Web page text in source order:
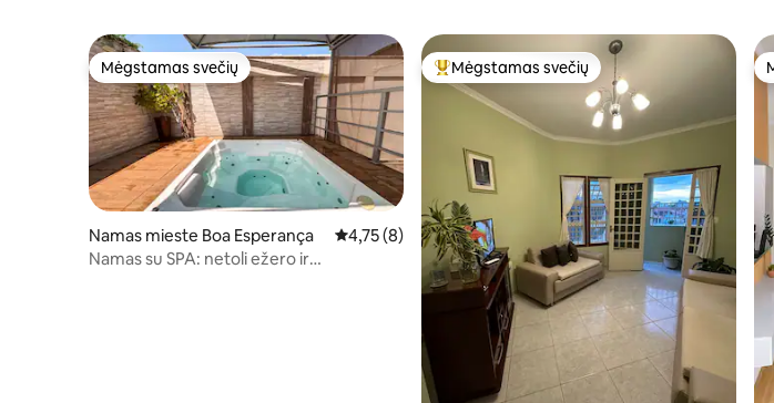
Mėgstamas svečių
Mėgstamas svečių
Namas mieste Boa Esperança Vidutinis įvertinimas: 4,75 iš 5, atsiliepimų: 8
4,75 (8)
Namas su SPA: netoli ežero ir
Svečių mėgstamiausias
Mėgstamas svečių